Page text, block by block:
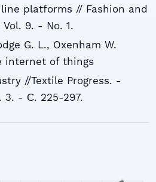
platforms // Fashion and
9. - No. 1.
G. L., Oxenham W.
internet of things
//Textile Progress. -
- С. 225-297.